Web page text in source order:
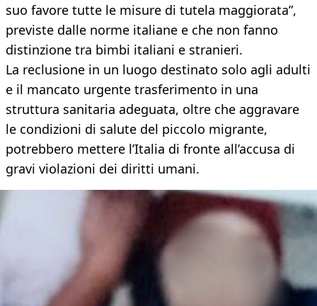
suo favore tutte le misure di tutela maggiorata”,
previste dalle norme italiane e che non fanno
distinzione tra bimbi italiani e stranieri.
La reclusione in un luogo destinato solo agli adulti
e il mancato urgente trasferimento in una
struttura sanitaria adeguata, oltre che aggravare
le condizioni di salute del piccolo migrante,
potrebbero mettere l’Italia di fronte all’accusa di
gravi violazioni dei diritti umani.